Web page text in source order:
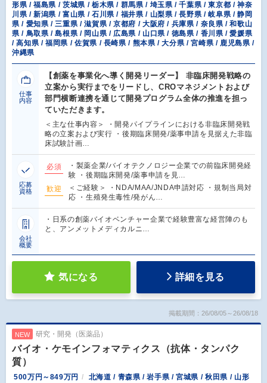
形県 / 福島県 / 茨城県 / 栃木県 / 群馬県 / 埼玉県 / 千葉県 / 東京都 / 神奈
川県 / 新潟県 / 富山県 / 石川県 / 福井県 / 山梨県 / 長野県 / 岐阜県 / 静岡
県 / 愛知県 / 三重県 / 滋賀県 / 京都府 / 大阪府 / 兵庫県 / 奈良県 / 和歌山
県 / 鳥取県 / 島根県 / 岡山県 / 広島県 / 山口県 / 徳島県 / 香川県 / 愛媛県
/ 高知県 / 福岡県 / 佐賀県 / 長崎県 / 熊本県 / 大分県 / 宮崎県 / 鹿児島県 /
沖縄県
仕事
内容
【創薬を事業化へ導く開発リーダー】 非臨床開発戦略の
立案から実行までをリードし、CROマネジメントおよび
部門横断連携を通じて開発プログラム全体の推進を担っ
ていただきます。
＜主な仕事内容＞ ・開発パイプラインにおける非臨床開発戦
略の立案および実行 ・後期臨床開発/薬事申請を見据えた非臨
床試験計画…
応募
資格
必須
・製薬企業/バイオテクノロジー企業での前臨床開発経
験 ・後期臨床開発/薬事申請を見…
歓迎
＜ご経験＞ ・NDA/MAA/JNDA申請対応 ・規制当局対
応 ・生殖発生毒性/発がん…
会社
概要
・日系の創薬バイオベンチャー企業で経験豊富な経営陣のも
と、アンメットメディカルニ…
気になる 詳細を見る
掲載期間：26/08/05～26/08/18
NEW 研究・開発（医薬品）
バイオ・ケモインフォマティクス（抗体・タンパク
質）
500万円～849万円
北海道 / 青森県 / 岩手県 / 宮城県 / 秋田県 / 山形